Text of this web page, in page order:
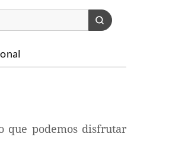
que podemos disfrutar